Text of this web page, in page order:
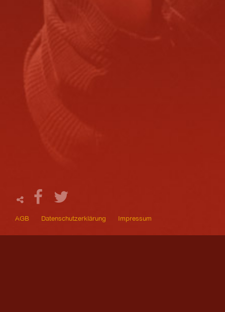
AGB Datenschutzerklärung Impressum